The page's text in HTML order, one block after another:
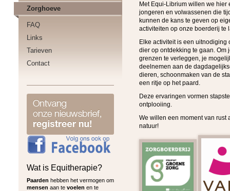
Zorghoeve
FAQ
Links
Tarieven
Contact
Wat is Equitherapie?
Paarden hebben het vermogen om
mensen aan te voelen en te
Met Equi-Librium willen we
jongeren en volwassenen die
kunnen de kans te geven op
activiteiten op onze boerderij te
Elke activiteit is een uitnodiging
dier op ontdekking te gaan. Om
grenzen te verleggen, je
deelnemen aan de
dieren, schoonmaken van de
een ritje op het paard.
Deze ervaringen vormen
ontplooiing.
We willen een moment van rust
natuur!